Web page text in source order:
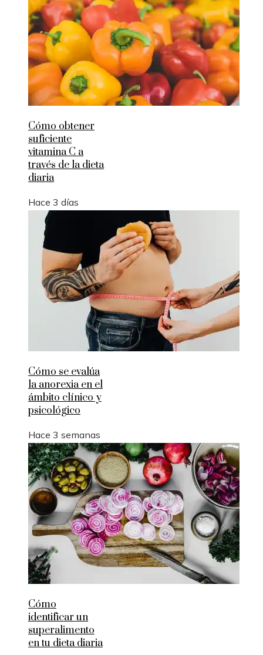
Cómo obtener
suficiente
vitamina C a
través de la dieta
diaria
Hace 3 días
Cómo se evalúa
la anorexia en el
ámbito clínico y
psicológico
Hace 3 semanas
Cómo
identificar un
superalimento
en tu dieta diaria